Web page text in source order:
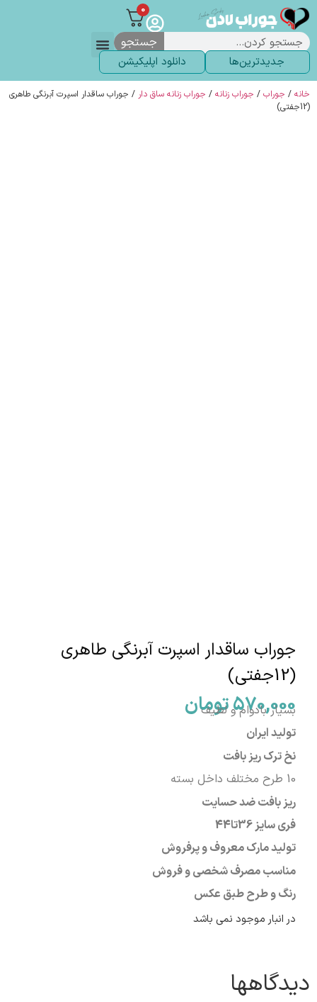
0
جستجو
جدیدترین‌ها دانلود اپلیکیشن
خانه / جوراب / جوراب زنانه / جوراب زنانه ساق دار / جوراب ساقدار اسپرت آبرنگی طاهری
(12جفتی)
جوراب ساقدار اسپرت آبرنگی طاهری
(12جفتی)
570,000تومان
بسیار بادوام و لطیف
تولید ایران
نخ ترک ریز بافت
10 طرح مختلف داخل بسته
ریز بافت ضد حسایت
فری سایز36تا44
تولید مارک معروف و پرفروش
مناسب مصرف شخصی و فروش
رنگ و طرح طبق عکس
در انبار موجود نمی باشد
دیدگاهها